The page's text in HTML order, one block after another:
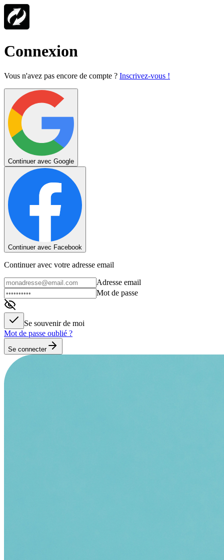
Connexion
Vous n'avez pas encore de compte ? Inscrivez-vous !
Continuer avec Google
Continuer avec Facebook
Continuer avec votre adresse email
Adresse email
Mot de passe
Se souvenir de moi
Mot de passe oublié ?
Se connecter